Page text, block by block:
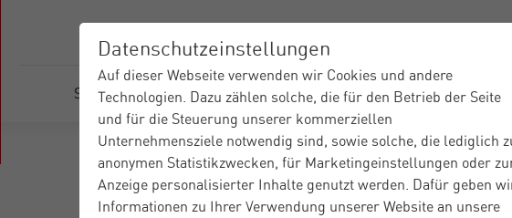
Datenschutzeinstellungen
Auf dieser Webseite verwenden wir Cookies und andere
Technologien. Dazu zählen solche, die für den Betrieb der Seite
und für die Steuerung unserer kommerziellen
Unternehmensziele notwendig sind, sowie solche, die lediglich
anonymen Statistikzwecken, für Marketingeinstellungen oder
Anzeige personalisierter Inhalte genutzt werden. Dafür geben
Informationen zu Ihrer Verwendung unserer Website an unsere
Services Branchen Partner Über Materna Insights